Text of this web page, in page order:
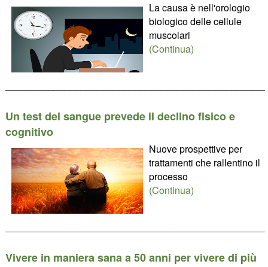
La causa è nell'orologio
biologico delle cellule
muscolari
(Continua)
Un test del sangue prevede il declino fisico e
cognitivo
Nuove prospettive per
trattamenti che rallentino il
processo
(Continua)
Vivere in maniera sana a 50 anni per vivere di più